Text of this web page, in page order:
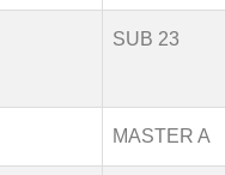
SUB 23
MASTER A